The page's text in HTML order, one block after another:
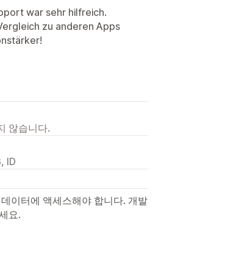
war sehr hilfreich.
zu anderen Apps
않습니다.
ID
이터에 액세스해야 합니다. 개발
요.